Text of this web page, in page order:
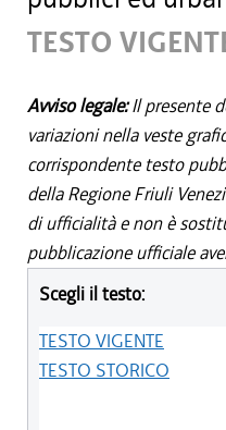
TESTO
Avviso legale:Il presente
variazioni nella veste
corrispondente testo
della Regione Friuli
di ufficialità e non è
pubblicazione ufficiale
Scegli il testo:
TESTO VIGENTE
TESTO STORICO